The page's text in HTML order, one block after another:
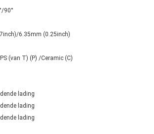
90°
6.35mm (0.25inch)
(van T) (P) /Ceramic (C)
lading
lading
lading